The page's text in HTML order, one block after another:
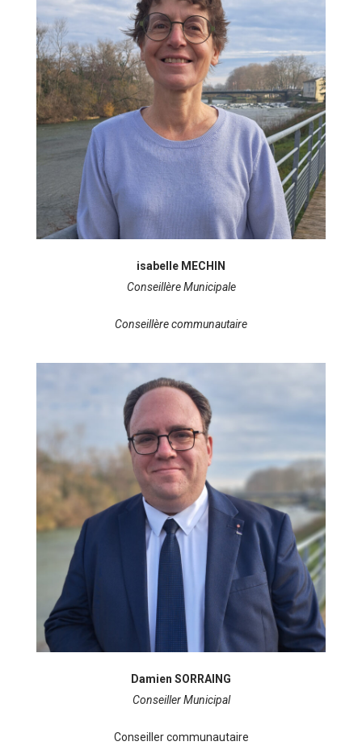
isabelle MECHIN
Conseillère Municipale
Conseillère communautaire
Damien SORRAING
Conseiller Municipal
Conseiller communautaire